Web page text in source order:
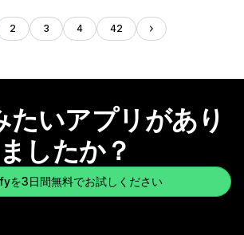
2 3 4 42
たいアプリがあり
ましたか？
を3日間無料でお試しください